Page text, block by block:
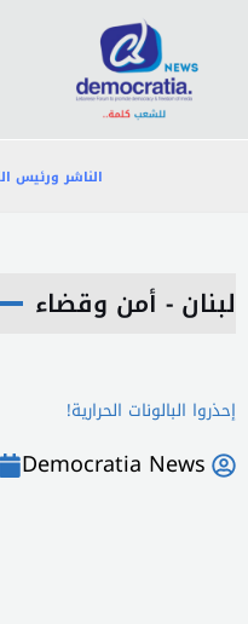
المحتوى
الناشر ورئيس
لبنان - أمن وقضاء
إحذروا البالونات الحرارية!
Democratia News